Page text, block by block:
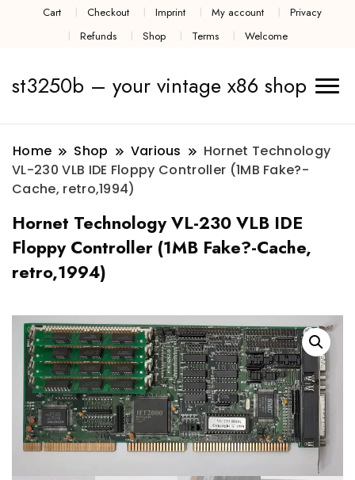
Cart Checkout Imprint My account
Privacy
Refunds
Shop Terms Welcome
st3250b – your vintage x86 shop
Home Shop Various
Hornet Technology
VL-230 VLB IDE Floppy Controller (1MB Fake?-
Cache, retro,1994)
Hornet Technology VL-230 VLB IDE
Floppy Controller (1MB Fake?-Cache,
retro,1994)